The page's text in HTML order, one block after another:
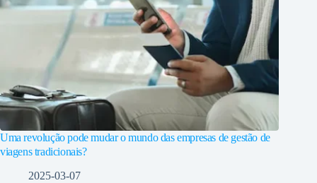
Uma revolução pode mudar o mundo das empresas de gestão de
viagens tradicionais?
2025-03-07